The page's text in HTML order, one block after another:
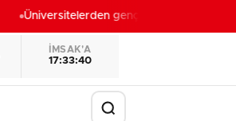
Üniversitelerden gençlere “geleceğin
İMSAK'A
17:33:38